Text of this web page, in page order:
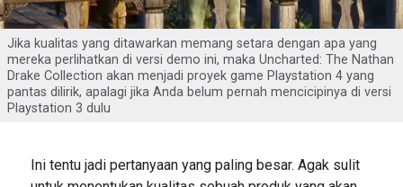
Jika kualitas yang ditawarkan memang setara dengan apa yang
mereka perlihatkan di versi demo ini, maka Uncharted: The Nathan
Drake Collection akan menjadi proyek game Playstation 4 yang
pantas dilirik, apalagi jika Anda belum pernah mencicipinya di versi
Playstation 3 dulu
Ini tentu jadi pertanyaan yang paling besar. Agak sulit